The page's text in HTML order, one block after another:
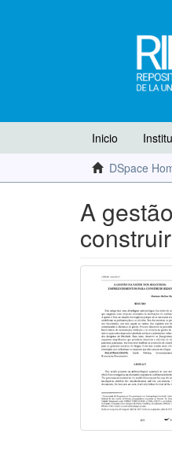
Inicio
DSpace
A